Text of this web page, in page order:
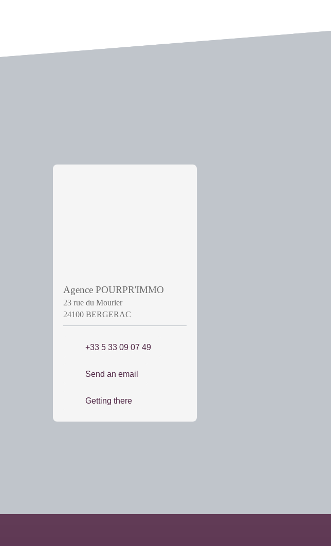
Agence POURPR'IMMO
23 rue du Mourier
24100 BERGERAC
+33 5 33 09 07 49
Send an email
Getting there